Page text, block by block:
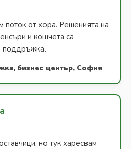
поток от хора. Решенията на
и кошчета са
поддръжка.
бизнес център, София
но тук харесвам